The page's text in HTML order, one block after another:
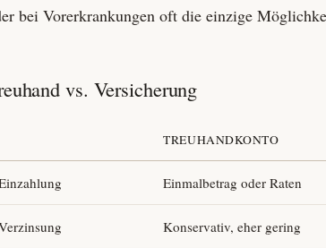
bei Vor­erkrankungen oft die einzige
vs. Versicherung
TREUHANDKONTO
Einmalbetrag oder Raten
Konservativ, eher gering